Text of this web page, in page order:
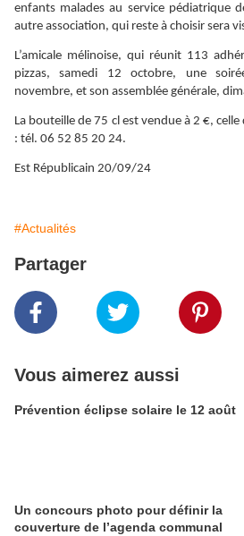
enfants malades au service pé­diatrique
autre association, qui reste à choisir sera
L’amicale mélinoise, qui réunit 113
pizzas, samedi 12 octobre, une
novembre, et son assemblée générale,
La bouteille de 75 cl est vendue à 2 €,
: tél. 06 52 85 20 24.
Est Républicain 20/09/24
#Actualités
Partager
Vous aimerez aussi
Prévention éclipse solaire le 12 août
Un concours photo pour définir la
couverture de l’agenda communal